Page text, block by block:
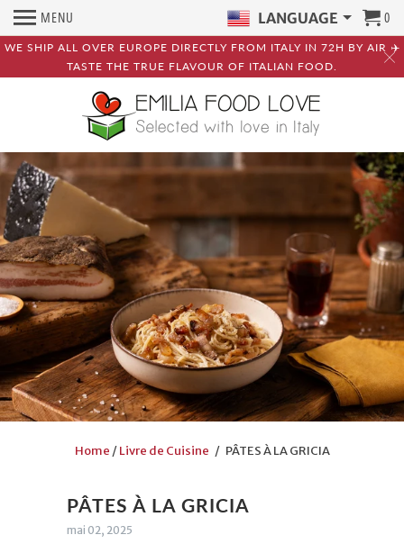
WE SHIP ALL OVER EUROPE DIRECTLY FROM ITALY IN 72H BY AIR ✈️
TASTE THE TRUE FLAVOUR OF ITALIAN FOOD.
MENU LANGUAGE 0
Home /Livre de Cuisine / PÂTES À LA GRICIA
PÂTES À LA GRICIA
mai 02, 2025